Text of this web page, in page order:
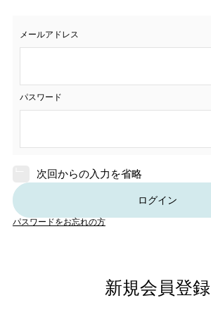
メールアドレス
パスワード
次回からの入力を省略
ログイン
パスワードをお忘れの方
新規会員登録